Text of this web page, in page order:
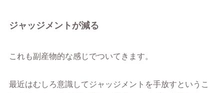
ジャッジメントが減る
これも副産物的な感じでついてきます。
最近はむしろ意識してジャッジメントを手放すというこ